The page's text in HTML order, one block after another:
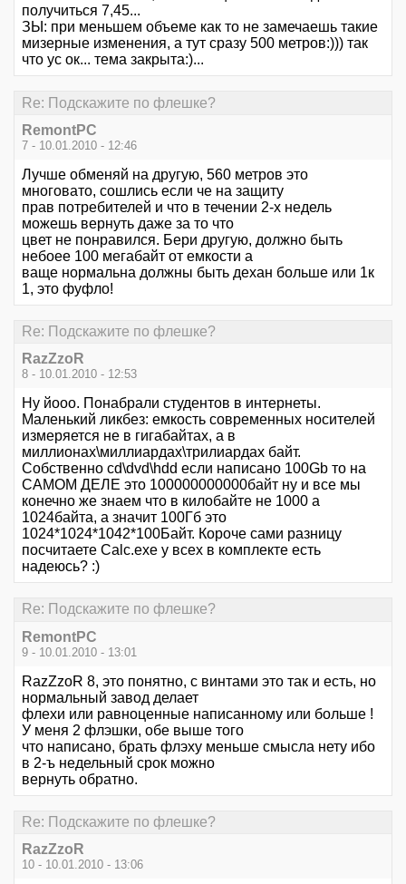
получиться 7,45...
ЗЫ: при меньшем объеме как то не замечаешь такие
мизерные изменения, а тут сразу 500 метров:))) так
что ус ок... тема закрыта:)...
Re: Подскажите по флешке?
RemontPC
7 - 10.01.2010 - 12:46
Лучше обменяй на другую, 560 метров это
многовато, сошлись если че на защиту
прав потребителей и что в течении 2-х недель
можешь вернуть даже за то что
цвет не понравился. Бери другую, должно быть
небоее 100 мегабайт от емкости а
ваще нормальна должны быть дехан больше или 1к
1, это фуфло!
Re: Подскажите по флешке?
RazZzoR
8 - 10.01.2010 - 12:53
Ну йооо. Понабрали студентов в интернеты.
Маленький ликбез: емкость современных носителей
измеряется не в гигабайтах, а в
миллионах\миллиардах\трилиардах байт.
Собственно cd\dvd\hdd если написано 100Gb то на
САМОМ ДЕЛЕ это 100000000000байт ну и все мы
конечно же знаем что в килобайте не 1000 а
1024байта, а значит 100Гб это
1024*1024*1042*100Байт. Короче сами разницу
посчитаете Calc.exe у всех в комплекте есть
надеюсь? :)
Re: Подскажите по флешке?
RemontPC
9 - 10.01.2010 - 13:01
RazZzoR 8, это понятно, с винтами это так и есть, но
нормальный завод делает
флехи или равноценные написанному или больше !
У меня 2 флэшки, обе выше того
что написано, брать флэху меньше смысла нету ибо
в 2-ъ недельный срок можно
вернуть обратно.
Re: Подскажите по флешке?
RazZzoR
10 - 10.01.2010 - 13:06